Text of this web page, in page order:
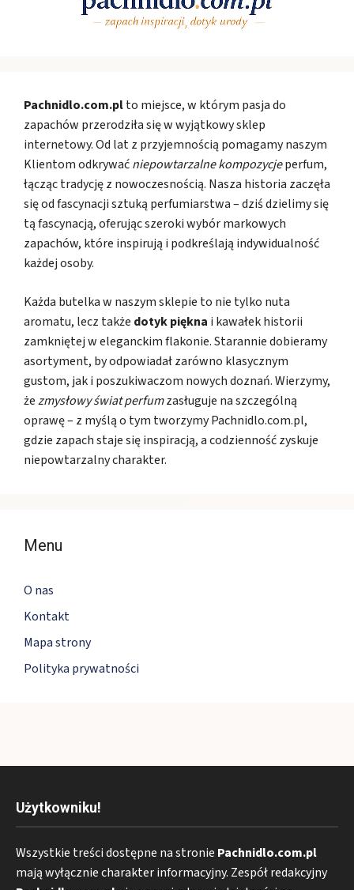
Pachnidlo.com.plto miejsce, w którym pasja do
zapachów przerodziła się w wyjątkowy sklep
internetowy. Od lat z przyjemnością pomagamy naszym
Klientom odkrywaćniepowtarzalne kompozycjeperfum,
łącząc tradycję z nowoczesnością. Nasza historia zaczęła
się od fascynacji sztuką perfumiarstwa – dziś dzielimy się
tą fascynacją, oferując szeroki wybór markowych
zapachów, które inspirują i podkreślają indywidualność
każdej osoby.
Każda butelka w naszym sklepie to nie tylko nuta
aromatu, lecz także dotyk piękna i kawałek historii
zamkniętej w eleganckim flakonie. Starannie dobieramy
asortyment, by odpowiadał zarówno klasycznym
gustom, jak i poszukiwaczom nowych doznań. Wierzymy,
żezmysłowy świat perfumzasługuje na szczególną
oprawę – z myślą o tym tworzymy Pachnidlo.com.pl,
gdzie zapach staje się inspiracją, a codzienność zyskuje
niepowtarzalny charakter.
Menu
O nas
Kontakt
Mapa strony
Polityka prywatności
Użytkowniku!
Wszystkie treści dostępne na stronie Pachnidlo.com.pl
mają wyłącznie charakter informacyjny. Zespół redakcyjny